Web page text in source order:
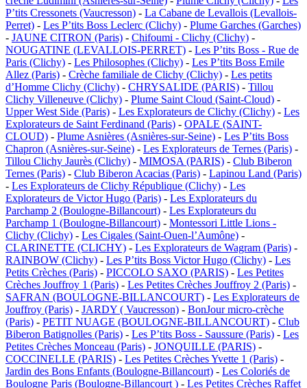
P’tits Cressonets (Vaucresson) - La Cabane de Levallois (Levallois-
Perret) - Les P’tits Boss Leclerc (Clichy) - Plume Garches (Garches)
- JAUNE CITRON (Paris) - Chifoumi - Clichy (Clichy) -
NOUGATINE (LEVALLOIS-PERRET) - Les P’tits Boss - Rue de
Paris (Clichy) - Les Philosophes (Clichy) - Les P’tits Boss Emile
Allez (Paris) - Crèche familiale de Clichy (Clichy) - Les petits
d’Homme Clichy (Clichy) - CHRYSALIDE (PARIS) - Tillou
Clichy Villeneuve (Clichy) - Plume Saint Cloud (Saint-Cloud) -
Upper West Side (Paris) - Les Explorateurs de Clichy (Clichy) - Les
Explorateurs de Saint Ferdinand (Paris) - OPALE (SAINT-
CLOUD) - Plume Asnières (Asnières-sur-Seine) - Les P’tits Boss
Chapron (Asnières-sur-Seine) - Les Explorateurs de Ternes (Paris) -
Tillou Clichy Jaurès (Clichy) - MIMOSA (PARIS) - Club Biberon
Ternes (Paris) - Club Biberon Acacias (Paris) - Lapinou Land (Paris)
- Les Explorateurs de Clichy République (Clichy) - Les
Explorateurs de Victor Hugo (Paris) - Les Explorateurs du
Parchamp 2 (Boulogne-Billancourt) - Les Explorateurs du
Parchamp 1 (Boulogne-Billancourt) - Montessori Little Lions -
Clichy (Clichy) - Les Cigales (Saint-Ouen-l’Aumône) -
CLARINETTE (CLICHY) - Les Explorateurs de Wagram (Paris) -
RAINBOW (Clichy) - Les P’tits Boss Victor Hugo (Clichy) - Les
Petits Crèches (Paris) - PICCOLO SAXO (PARIS) - Les Petites
Crèches Jouffroy 1 (Paris) - Les Petites Crèches Jouffroy 2 (Paris) -
SAFRAN (BOULOGNE-BILLANCOURT) - Les Explorateurs de
Jouffroy (Paris) - JARDY ( Vaucresson) - BonJour micro-crèche
(Paris) - PETIT NUAGE (BOULOGNE-BILLANCOURT) - Club
Biberon Batignolles (Paris) - Les P’tits Boss - Saussure (Paris) - Les
Petites Crèches Monceau (Paris) - JONQUILLE (PARIS) -
COCCINELLE (PARIS) - Les Petites Crèches Yvette 1 (Paris) -
Jardin des Bons Enfants (Boulogne-Billancourt) - Les Coloriés de
Boulogne Paris (Boulogne-Billancourt ) - Les Petites Crèches Raffet